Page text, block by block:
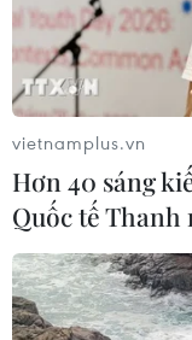
TIN CÙNG
Pháp cảnh giác
vietnamplus.vn
Hơn 40 sáng
Quốc tế Thanh